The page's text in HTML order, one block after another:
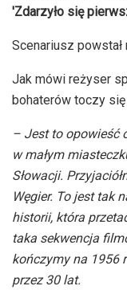
'Zdarzyło się
Scenariusz
Jak mówi reżyser
bohaterów toczy
– Jest to opowieść
w małym
Słowacji.
Węgier. To jest tak
historii, która
taka sekwencja
kończymy na 1956
przez 30 lat.